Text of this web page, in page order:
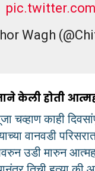
Wagh
केली होती
चव्हाण काही
वानवडी
उडी मारुन